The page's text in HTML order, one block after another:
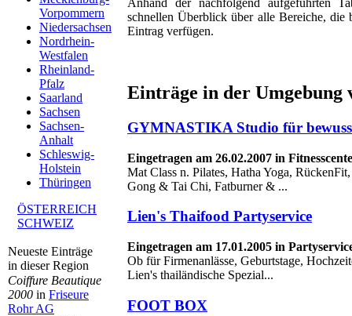
Vorpommern
Niedersachsen
Nordrhein-
Westfalen
Rheinland-
Pfalz
Saarland
Sachsen
Sachsen-
Anhalt
Schleswig-
Holstein
Thüringen
ÖSTERREICH
SCHWEIZ
Neueste Einträge
in dieser Region
Coiffure Beautique
2000 in Friseure
Rohr AG
Anhand der nachfolgend aufgeführten
schnellen Überblick über alle Bereiche, die
Eintrag verfügen.
Einträge in der Umgebung
GYMNASTIKA Studio für
Eingetragen am 26.02.2007 in
Mat Class n. Pilates, Hatha Yoga,
Gong & Tai Chi, Fatburner & ...
Lien's Thaifood Partyservice
Eingetragen am 17.01.2005 in
Ob für Firmenanlässe, Geburtstage,
Lien's thailändische Spezial...
FOOT BOX